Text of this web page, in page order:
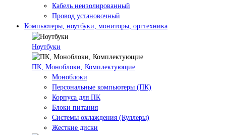
Кабель неизолированный
Провод установочный
Компьютеры, ноутбуки, мониторы, оргтехника
Ноутбуки
ПК, Моноблоки, Комплектующие
Моноблоки
Персональные компьютеры (ПК)
Корпуса для ПК
Блоки питания
Системы охлаждения (Куллеры)
Жесткие диски